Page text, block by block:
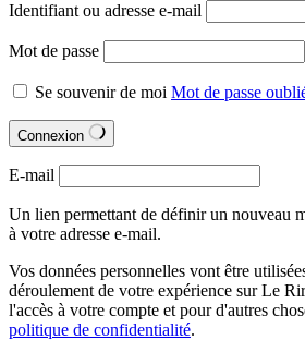
Identifiant ou adresse e-mail
Mot de passe
Se souvenir de moi Mot de passe
Connexion
E-mail
Un lien permettant de définir un nouveau
à votre adresse e-mail.
Vos données personnelles vont être
déroulement de votre expérience sur Le
l'accès à votre compte et pour d'autres
politique de confidentialité.